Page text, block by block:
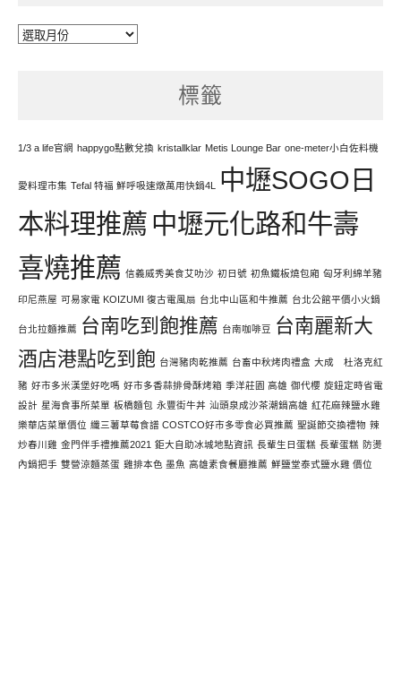
每
標籤
1/3 a life官網 happygo點數兌換 kristallklar Metis Lounge Bar one-meter小白佐料機
愛料理市集 Tefal 特福 鮮呼吸速燉萬用快鍋4L
中壢SOGO日
本料理推薦 中壢元化路和牛壽
喜燒推薦 信義威秀美食艾叻沙 初日號 初魚鐵板燒包廂 匈牙利綿羊豬
印尼燕屋 可易家電 KOIZUMI 復古電風扇 台北中山區和牛推薦 台北公館平價小火鍋
台北拉麵推薦 台南吃到飽推薦 台南咖啡豆 台南麗新大
酒店港點吃到飽 台灣豬肉乾推薦 台畜中秋烤肉禮盒 大成 杜洛克紅
豬 好市多米漢堡好吃嗎 好市多香蒜排骨酥烤箱 季洋莊園 高雄 御代櫻 旋鈕定時省電
設計 星海食事所菜單 板橋麵包 永豐街牛丼 汕頭泉成沙茶潮鍋高雄 紅花麻辣鹽水雞
樂華店菜單價位 纖三薯草莓食譜 COSTCO好市多零食必買推薦 聖誕節交換禮物 辣
炒春川雞 金門伴手禮推薦2021 鉅大自助冰城地點資訊 長輩生日蛋糕 長輩蛋糕 防燙
內鍋把手 雙營涼麵蒸蛋 雞排本色 墨魚 高雄素食餐廳推薦 鮮鹽堂泰式鹽水雞 價位